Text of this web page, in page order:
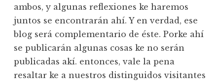
ambos, y algunas reflexiones ke haremos
juntos se encontrarán ahí. Y en verdad, ese
blog será complementario de éste. Porke ahí
se publicarán algunas cosas ke no serán
publicadas akí. entonces, vale la pena
resaltar ke a nuestros distinguidos visitantes